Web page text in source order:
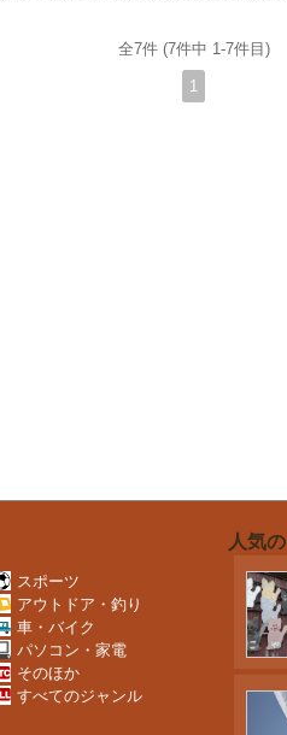
全7件 (7件中 1-7件目)
1
スポーツ
アウトドア・釣り
車・バイク
パソコン・家電
そのほか
すべてのジャンル
人気